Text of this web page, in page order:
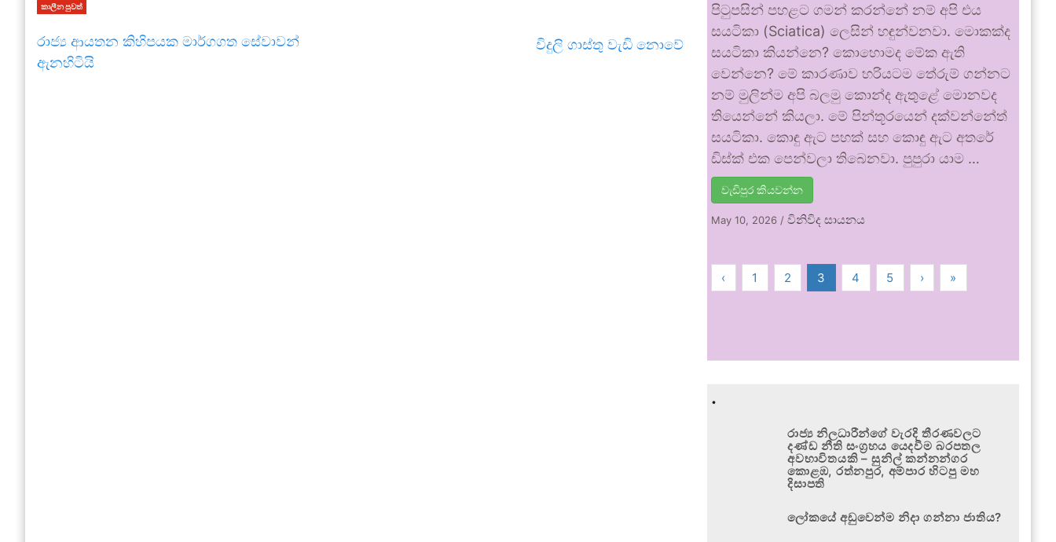
කාලීන පුවත්
රාජ්‍ය ආයතන කිහිපයක මාර්ගගත සේවාවන්
ඇනහිටියි
විදුලි ගාස්තු වැඩි නොවේ
පිටුපසින් පහළට ගමන් කරන්නේ නම් අපි එය
සයටිකා (Sciatica) ලෙසින් හඳුන්වනවා. මොකක්ද
සයටිකා කියන්නෙ? කොහොමද මේක ඇති
වෙන්නෙ? මේ කාරණාව හරියටම තේරුම් ගන්නට
නම් මුලින්ම අපි බලමු කොන්ද ඇතුළේ මොනවද
තියෙන්නේ කියලා. මේ පින්තූරයෙන් දක්වන්නේත්
සයටිකා. කොඳු ඇට පහක් සහ කොඳු ඇට අතරේ
ඩිස්ක් එක පෙන්වලා තිබෙනවා. පුපුරා යාම …
වැඩිපුර කියවන්න
May 10, 2026 /විනිවිද සායනය
‹ 1 2 3 4 5 › »
.
රාජ්‍ය නිලධාරීන්ගේ වැරදි තීරණවලට
දණ්ඩ නීති සංග්‍රහය යෙදවීම බරපතල
අවභාවිතයකි – සුනිල් කන්නන්ගර
කොළඹ, රත්නපුර, අම්පාර හිටපු මහ
දිසාපති
ලෝකයේ අඩුවෙන්ම නිදා ගන්නා ජාතිය?